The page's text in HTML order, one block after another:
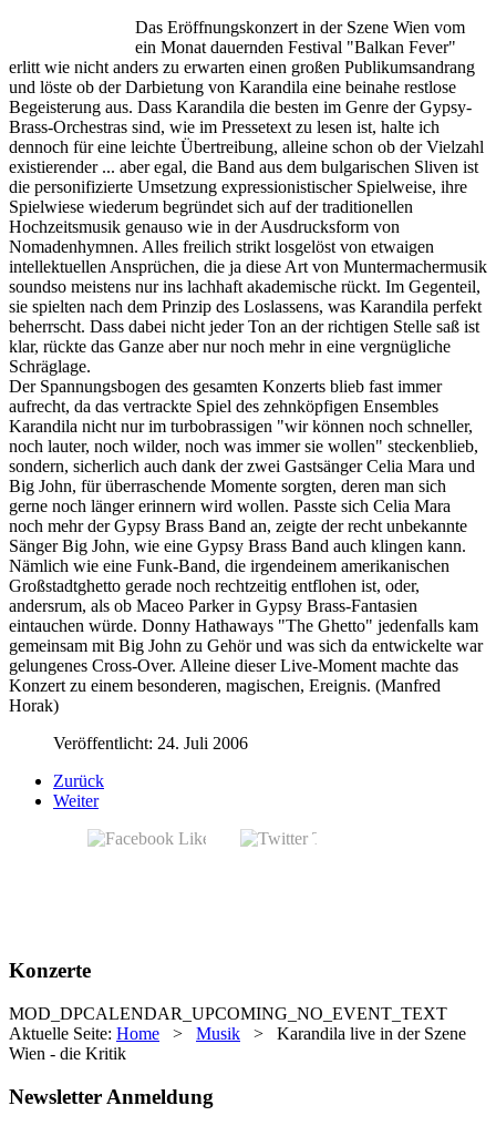
Das Eröffnungskonzert in der Szene Wien vom
ein Monat dauernden Festival "Balkan Fever"
erlitt wie nicht anders zu erwarten einen großen Publikumsandrang
und löste ob der Darbietung von Karandila eine beinahe restlose
Begeisterung aus. Dass Karandila die besten im Genre der Gypsy-
Brass-Orchestras sind, wie im Pressetext zu lesen ist, halte ich
dennoch für eine leichte Übertreibung, alleine schon ob der Vielzahl
existierender ... aber egal, die Band aus dem bulgarischen Sliven ist
die personifizierte Umsetzung expressionistischer Spielweise, ihre
Spielwiese wiederum begründet sich auf der traditionellen
Hochzeitsmusik genauso wie in der Ausdrucksform von
Nomadenhymnen. Alles freilich strikt losgelöst von etwaigen
intellektuellen Ansprüchen, die ja diese Art von Muntermachermusik
soundso meistens nur ins lachhaft akademische rückt. Im Gegenteil,
sie spielten nach dem Prinzip des Loslassens, was Karandila perfekt
beherrscht. Dass dabei nicht jeder Ton an der richtigen Stelle saß ist
klar, rückte das Ganze aber nur noch mehr in eine vergnügliche
Schräglage.
Der Spannungsbogen des gesamten Konzerts blieb fast immer
aufrecht, da das vertrackte Spiel des zehnköpfigen Ensembles
Karandila nicht nur im turbobrassigen "wir können noch schneller,
noch lauter, noch wilder, noch was immer sie wollen" steckenblieb,
sondern, sicherlich auch dank der zwei Gastsänger Celia Mara und
Big John, für überraschende Momente sorgten, deren man sich
gerne noch länger erinnern wird wollen. Passte sich Celia Mara
noch mehr der Gypsy Brass Band an, zeigte der recht unbekannte
Sänger Big John, wie eine Gypsy Brass Band auch klingen kann.
Nämlich wie eine Funk-Band, die irgendeinem amerikanischen
Großstadtghetto gerade noch rechtzeitig entflohen ist, oder,
andersrum, als ob Maceo Parker in Gypsy Brass-Fantasien
eintauchen würde. Donny Hathaways "The Ghetto" jedenfalls kam
gemeinsam mit Big John zu Gehör und was sich da entwickelte war
gelungenes Cross-Over. Alleine dieser Live-Moment machte das
Konzert zu einem besonderen, magischen, Ereignis. (Manfred
Horak)
Veröffentlicht: 24. Juli 2006
Zurück
Weiter
Konzerte
MOD_DPCALENDAR_UPCOMING_NO_EVENT_TEXT
Aktuelle Seite: Home > Musik > Karandila live in der Szene
Wien - die Kritik
Newsletter Anmeldung